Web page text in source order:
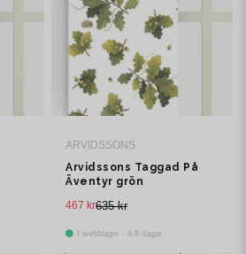
ARVIDSSONS
Arvidssons Taggad På
Äventyr grön
635 kr
467 kr
I webblager - 4-8 dagar